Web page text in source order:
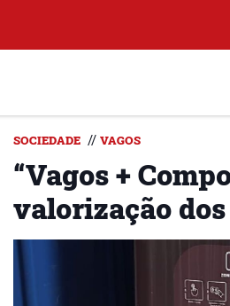
SOCIEDADE // VAGOS
“Vagos +
valorização